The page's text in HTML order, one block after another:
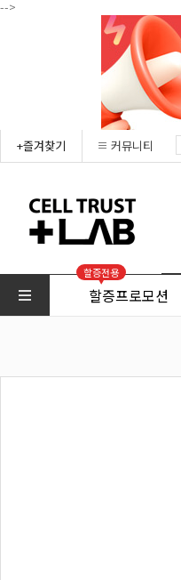
-->
+즐겨찾기 커뮤니티
할증전용
할증프로모션